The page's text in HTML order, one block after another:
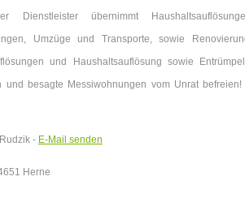
übernimmt
Umzüge und Transporte, sowie
und Haushaltsauflösung sowie
und besagte Messiwohnungen vom Unrat
- E-Mail senden
Herne